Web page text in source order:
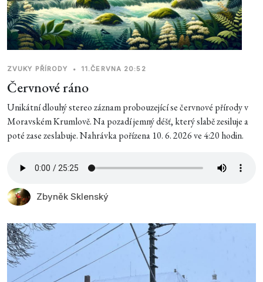
ZVUKY PŘÍRODY • 11.ČERVNA 20:52
Červnové ráno
Unikátní dlouhý stereo záznam probouzející se červnové přírody v
Moravském Krumlově. Na pozadí jemný déšť, který slabě zesiluje a
poté zase zeslabuje. Nahrávka pořízena 10. 6. 2026 ve 4:20 hodin.
Zbyněk Sklenský